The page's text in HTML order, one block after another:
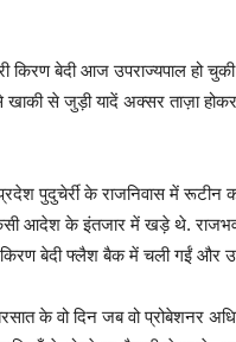
बेदी आज उपराज्यपाल हो चुकी
से जुड़ी यादें अक्सर ताज़ा
पुदुचेर्री के राजनिवास में
आदेश के इंतजार में खड़े थे.
बेदी फ्लैश बैक में चली गईं और
के वो दिन जब वो प्रोबेशनर